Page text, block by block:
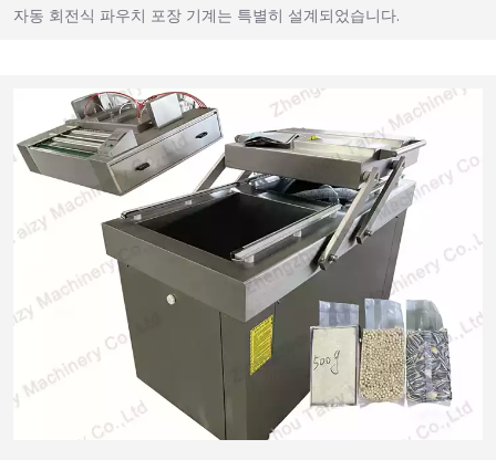
자동 회전식 파우치 포장 기계는 특별히 설계되었습니다.